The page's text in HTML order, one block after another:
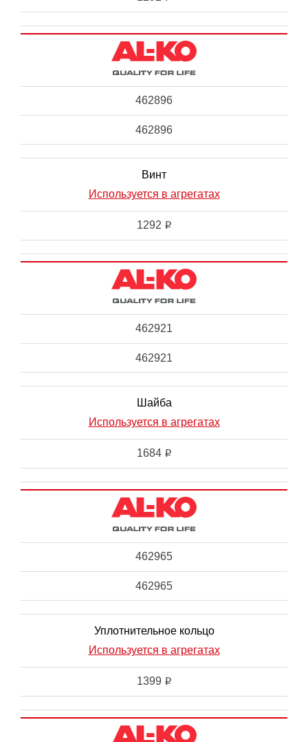
462896
462896
Винт
Используется в агрегатах
1292 i
462921
462921
Шайба
Используется в агрегатах
1684 i
462965
462965
Уплотнительное кольцо
Используется в агрегатах
1399 i